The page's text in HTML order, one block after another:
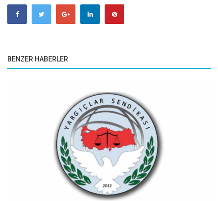
BENZER HABERLER